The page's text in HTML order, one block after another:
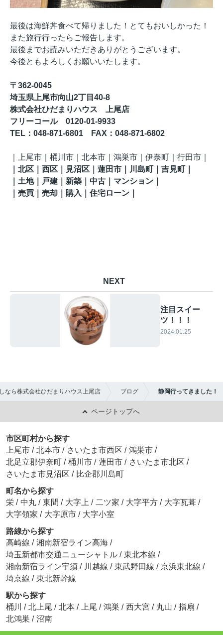
最後は海鮮丼食べて帰りました！とてもおいしかった！
また旅行行ったらご報告します。
最後までお読みいただきありがとうございます。
今後ともよろしくお願いいたします。
〒362-0045
埼玉県上尾市向山2丁目40-8
株式会社ひだまりハウス 上尾店
フリーコール 0120-01-9933
TEL ：048-871-6801 FAX ： 048-871-6802
上尾市｜桶川市｜北本市｜鴻巣市｜伊奈町 ｜行田市
北区 ｜西区｜見沼区 ｜蓮田市 ｜川島町 ｜吉見町
｜土地｜戸建｜新築｜中古｜マンション｜
｜売買｜売却｜購入｜住宅ローン｜
NEXT
注目スイー
ツ！！！
2024.01.25
なら株式会社ひだまりハウス上尾店 ブログ 静岡行ってきました！
ページトップへ
市区町村から探す
上尾市 / 北本市 / さいたま市西区 / 鴻巣市 /
北足立郡伊奈町 / 桶川市 / 蓮田市 / さいたま市北区 /
さいたま市見沼区 / 比企郡川島町
町名から探す
栄 / 中丸 / 東間 / 大字上 / 二ツ家 / 大字平方 / 大字瓦葺 /
大字領家 / 大字原市 / 大字小室
路線から探す
高崎線 / 湘南新宿ライン高海 /
埼玉新都市交通ニューシャトル / 東北本線 /
湘南新宿ライン宇須 / 川越線 / 東武野田線 / 京浜東北線 /
埼京線 / 東北新幹線
駅から探す
桶川
/ 北上尾 / 北本 / 上尾 / 鴻巣 / 西大宮 / 丸山 / 指扇 /
北鴻巣 / 沼南